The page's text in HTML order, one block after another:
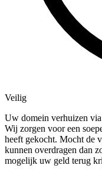
Veilig
Uw domein verhuizen
Wij zorgen voor een
heeft gekocht. Mocht de
kunnen overdragen dan
mogelijk uw geld terug